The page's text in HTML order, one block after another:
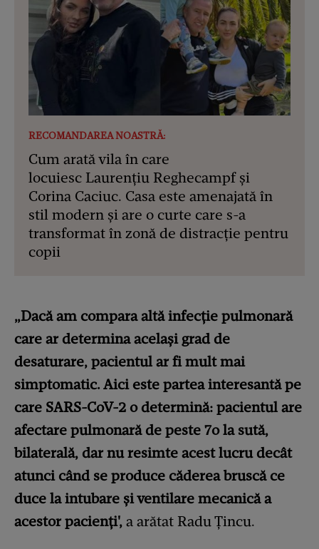
RECOMANDAREA NOASTRĂ:
Cum arată vila în care
locuiesc Laurențiu Reghecampf și
Corina Caciuc. Casa este amenajată în
stil modern și are o curte care s-a
transformat în zonă de distracție pentru
copii
„Dacă am compara altă infecție pulmonară
care ar determina același grad de
desaturare, pacientul ar fi mult mai
simptomatic. Aici este partea interesantă pe
care SARS-CoV-2 o determină: pacientul are
afectare pulmonară de peste 7o la sută,
bilaterală, dar nu resimte acest lucru decât
atunci când se produce căderea bruscă ce
duce la intubare și ventilare mecanică a
acestor pacienți', a arătat Radu Țincu.